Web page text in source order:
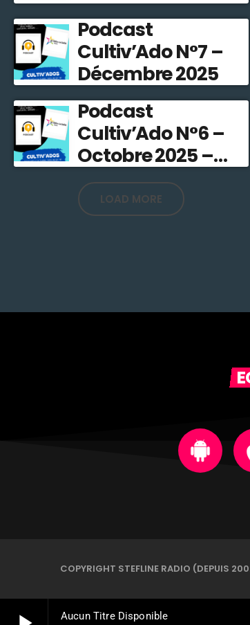
Aucun Titre Disponible
Stefline Radio
Podcast
Cultiv’Ado N°7 –
Décembre 2025
Podcast
Cultiv’Ado N°6 –
Octobre 2025 –
Stefline Radio
LOAD MORE
COPYRIGHT STEFLINE RADIO (DEPUIS